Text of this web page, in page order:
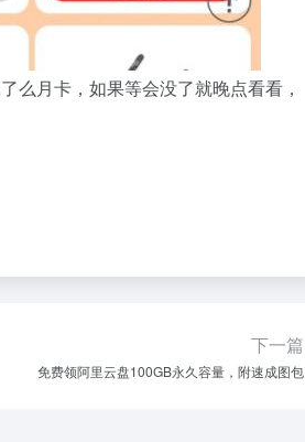
么月卡，如果等会没了就晚点看看，
下一篇
免费领阿里云盘100GB永久容量，附速成图包